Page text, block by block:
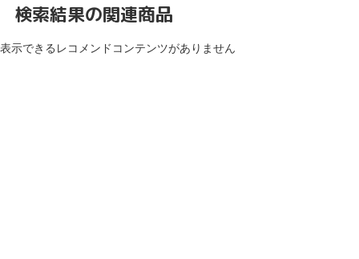
検索結果の関連商品
表示できるレコメンドコンテンツがありません